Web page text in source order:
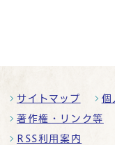
サイトマップ 個
著作権・リンク等
RSS利用案内